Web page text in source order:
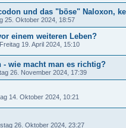
und das "böse" Naloxon,
25. Oktober 2024, 18:57
einem weiteren Leben?
Freitag 19. April 2024, 15:10
- wie macht man es richtig?
26. November 2024, 17:39
14. Oktober 2024, 10:21
26. Oktober 2024, 23:27